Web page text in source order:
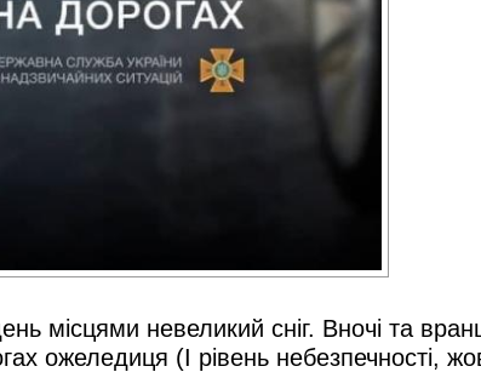
місцями невеликий сніг. Вночі та
ожеледиця (І рівень небезпечності,